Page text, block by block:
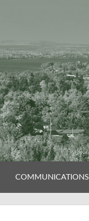
COMMUNICATIONS